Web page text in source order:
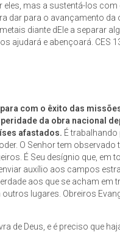
mas a sustentá-los
dar para o avançamento
diante dEle a separar
ajudará e abençoará. CES
com o êxito das
da obra nacional
afastados. É
O Senhor tem
É Seu desígnio que, em
auxílio aos campos
aos que se acham em
lugares. Obreiros
de Deus, e é preciso que